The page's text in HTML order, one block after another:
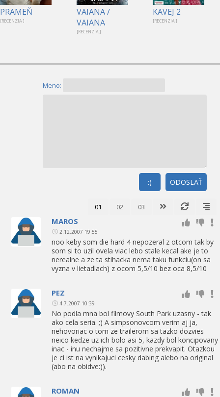
PRAMEŇ
[RECENZIA ]
VAIANA /
VAIANA
[RECENZIA ]
KAVEJ 2
[RECENZIA ]
Meno:
ODOSLAŤ
:)
01 02 03
MAROS
2.12.2007 19:55
noo keby som die hard 4 nepozeral z otcom tak by
som si to uzil ovela viac lebo stale kecal ake je to
nerealne a ze ta stihacka nema taku funkciu(on sa
vyzna v lietadlach) z ocom 5,5/10 bez oca 8,5/10
PEZ
4.7.2007 10:39
No podla mna bol filmovy South Park uzasny - tak
ako cela seria. ;) A simpsonovcom verim aj ja,
nehovoriac o tom ze trailerom sa tazko dozvies
neico kedze uz ich bolo asi 5, kazdy bol koncipovany
inac - inu nechajme sa pozitivne prekvapit. Otazkou
je ci ist na vynikajuci cesky dabing alebo na original
(abo na obidve:)).
ROMAN